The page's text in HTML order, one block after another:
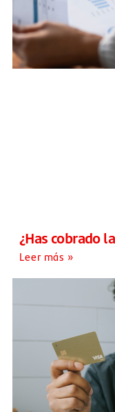
¿Has cobrado
Leer más »